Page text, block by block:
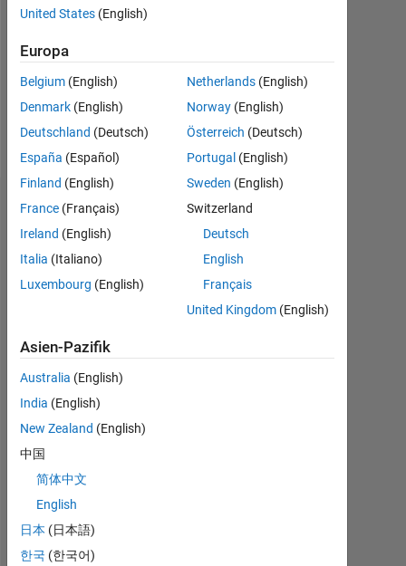
0
Following:
0
Follow
Dashboard
Statistik
MATLAB Answers
BEITRÄGE L
0
1
United States (English)
Europa
Belgium (English)
Denmark (English)
Deutschland (Deutsch)
España (Español)
Finland (English)
France (Français)
Ireland (English)
Italia (Italiano)
Luxembourg (English)
Netherlands (English)
Norway (English)
Österreich (Deutsch)
Portugal (English)
Sweden (English)
Switzerland
Deutsch
English
Français
United Kingdom (English)
Asien-Pazifik
Australia (English)
India (English)
New Zealand (English)
中国
简体中文
English
日本 (日本語)
한국 (한국어)